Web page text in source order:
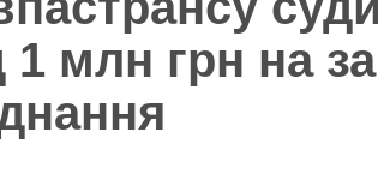
млн грн на